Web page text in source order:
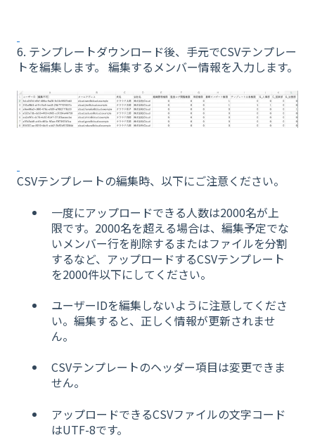
6. テンプレートダウンロード後、手元でCSVテンプレー
トを編集します。 編集するメンバー情報を入力します。
CSVテンプレートの編集時、以下にご注意ください。
一度にアップロードできる人数は2000名が上
限です。2000名を超える場合は、編集予定でな
いメンバー行を削除するまたはファイルを分割
するなど、アップロードするCSVテンプレート
を2000件以下にしてください。
ユーザーIDを編集しないように注意してくださ
い。編集すると、正しく情報が更新されませ
ん。
CSVテンプレートのヘッダー項目は変更できま
せん。
アップロードできるCSVファイルの文字コード
はUTF-8です。